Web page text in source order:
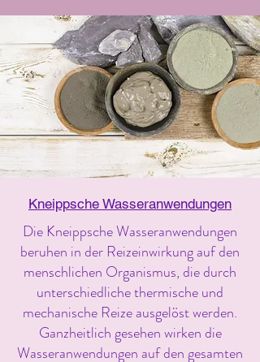
Kneippsche Wasseranwendungen
Die Kneippsche Wasseranwendungen
beruhen in der Reizeinwirkung auf den
menschlichen Organismus, die durch
unterschiedliche thermische und
mechanische Reize ausgelöst werden.
Ganzheitlich gesehen wirken die
Wasseranwendungen auf den gesamten